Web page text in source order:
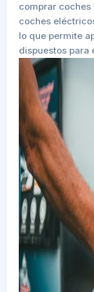
comprar coches
coches
lo que permite
dispuestos para